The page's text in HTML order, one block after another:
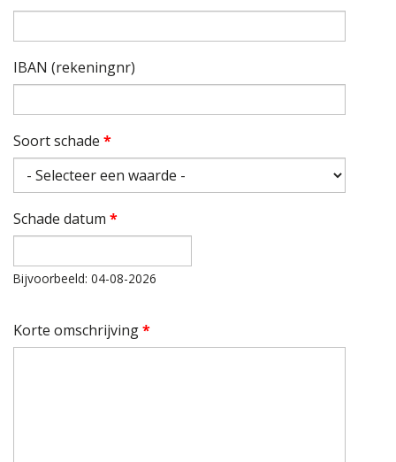
IBAN (rekeningnr)
Soort schade *
Schade datum *
Bijvoorbeeld: 04-08-2026
Korte omschrijving*